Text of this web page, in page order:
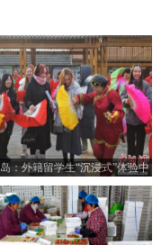
：外籍留学生“沉浸式”体验中
国乡村之美